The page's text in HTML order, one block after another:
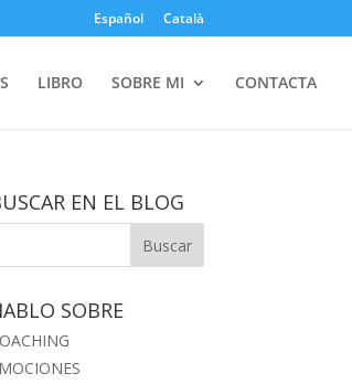
Español Català
LIBRO SOBRE MI CONTACTA
EN EL BLOG
SOBRE